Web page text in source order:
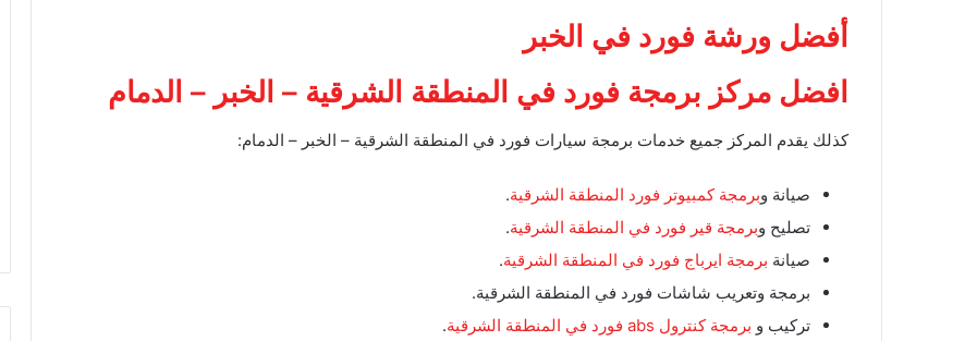
أفضل ورشة فورد في الخبر
افضل مركز برمجة فورد في المنطقة الشرقية – الخبر – الدمام
كذلك يقدم المركز جميع خدمات برمجة سيارات فورد في المنطقة الشرقية – الخبر – الدمام:
صيانة وبرمجة كمبيوتر فورد المنطقة الشرقية.
تصليح وبرمجة قير فورد في المنطقة الشرقية.
صيانة برمجة ايرباج فورد في المنطقة الشرقية.
برمجة وتعريب شاشات فورد في المنطقة الشرقية.
تركيب و برمجة كنترول abs فورد في المنطقة الشرقية .